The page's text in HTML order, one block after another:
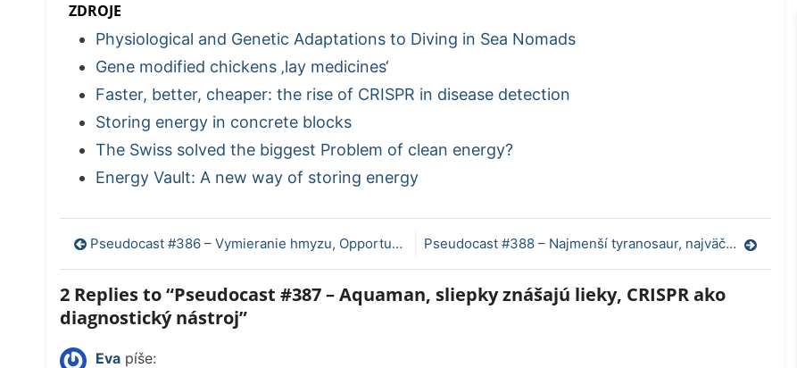
ZDROJE
Physiological and Genetic Adaptations to Diving in Sea Nomads
Gene modified chickens ‚lay medicines‘
Faster, better, cheaper: the rise of CRISPR in disease detection
Storing energy in concrete blocks
The Swiss solved the biggest Problem of clean energy?
Energy Vault: A new way of storing energy
Navigácia
v
článku
Pseudocast #386 – Vymieranie hmyzu, Opportunity, Mars (N)One Pseudocast #388 – Najmenší tyranosaur, najväčšia včela
2 Replies to “Pseudocast #387 – Aquaman, sliepky znášajú lieky, CRISPR ako
diagnostický nástroj”
Eva píše: